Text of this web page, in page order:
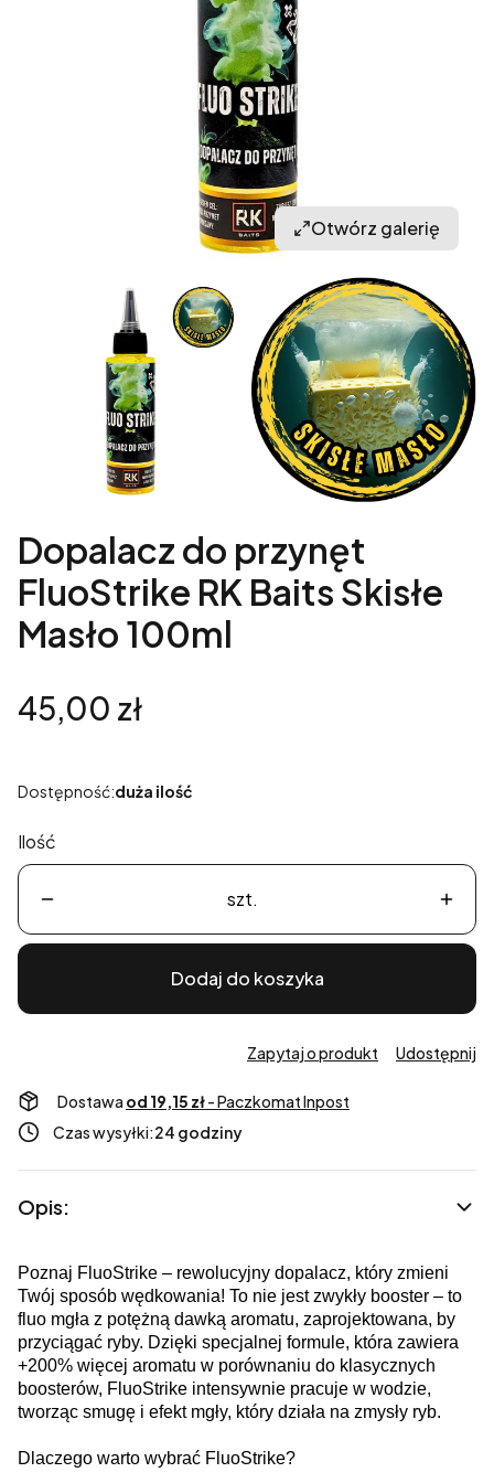
Otwórz galerię
Dopalacz do przynęt
FluoStrike RK Baits Skisłe
Masło 100ml
Cena
45,00 zł
Dostępność:duża ilość
Ilość
szt.
Dodaj do koszyka
Zapytaj o produkt Udostępnij
Dostawa od 19,15 zł- Paczkomat Inpost
Czas wysyłki:24 godziny
Opis:
Poznaj FluoStrike – rewolucyjny dopalacz, który zmieni
Twój sposób wędkowania! To nie jest zwykły booster – to
fluo mgła z potężną dawką aromatu, zaprojektowana, by
przyciągać ryby. Dzięki specjalnej formule, która zawiera
+200% więcej aromatu w porównaniu do klasycznych
boosterów, FluoStrike intensywnie pracuje w wodzie,
tworząc smugę i efekt mgły, który działa na zmysły ryb.
Dlaczego warto wybrać FluoStrike?